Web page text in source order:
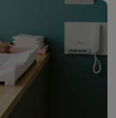
że dajesz swojemu
każdego dnia.